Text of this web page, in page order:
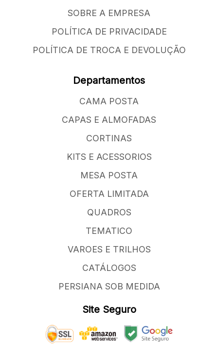
SOBRE A EMPRESA
POLÍTICA DE PRIVACIDADE
POLÍTICA DE TROCA E DEVOLUÇÃO
Departamentos
CAMA POSTA
CAPAS E ALMOFADAS
CORTINAS
KITS E ACESSORIOS
MESA POSTA
OFERTA LIMITADA
QUADROS
TEMATICO
VAROES E TRILHOS
CATÁLOGOS
PERSIANA SOB MEDIDA
Site Seguro